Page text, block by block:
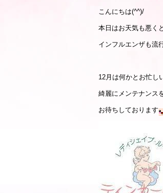
こんにちは(^^)/
本日はお天気も悪く
インフルエンザも流
12月は何かとお忙し
綺麗にメンテナンス
お待ちしております